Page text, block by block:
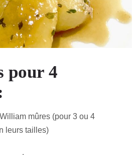
pour 4
mûres (pour 3 ou 4
leurs tailles)